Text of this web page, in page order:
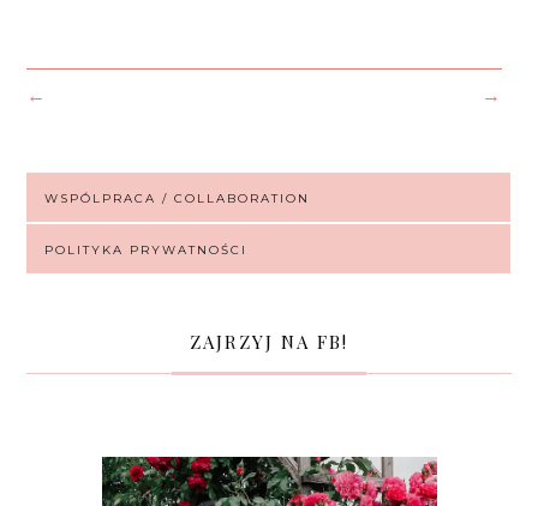
← →
WSPÓLPRACA / COLLABORATION
POLITYKA PRYWATNOŚCI
ZAJRZYJ NA FB!